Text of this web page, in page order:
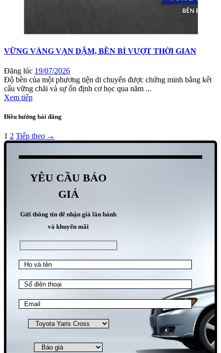
VỮNG VÀNG VẠN DẶM, BỀN BỈ VƯỢT THỜI GIAN
Đăng lúc 19/07/2026
Độ bền của một phương tiện di chuyển được chứng minh bằng kết
cấu vững chãi và sự ổn định cơ học qua năm ...
Xem tiếp
Điều hướng bài đăng
1 2 Tiếp theo →
YÊU CẦU BÁO
GIÁ
Gửi thông tin để nhận giá lăn bánh
và khuyến mãi